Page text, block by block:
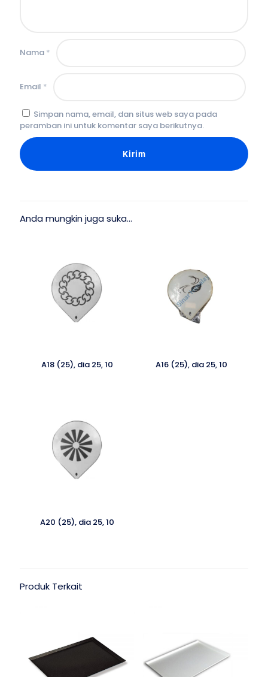
Nama *
Email *
Simpan nama, email, dan situs web saya pada
peramban ini untuk komentar saya berikutnya.
Anda mungkin juga suka…
A18 (25), dia 25, 10 A16 (25), dia 25, 10
A20 (25), dia 25, 10
Produk Terkait